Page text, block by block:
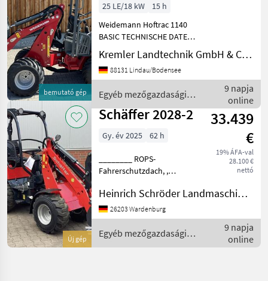
bemutató gép
25 LE/18 kW
15 h
Weidemann Hoftrac 1140
BASIC TECHNISCHE DATEN
& AUSSTATTUNG • Zustand:
Neumaschine • Modell:
Weidemann Hoftrac 1140 /
Knickgelenkter Radla
Kremler Landtechnik GmbH & Co.KG
88131 Lindau/Bodensee
Egyéb mezőgazdasági
erőgépek / Weidemann
9 napja
online
Új gép
Schäffer 2028-2
33.439
€
19% ÁFA-val
28.100 €
nettó
Gy. év 2025 62 h
________ ROPS-
Fahrerschutzdach, ,
2028-2:, Leistung: 18, 5 kW
(25 PS), Betriebsgewicht:
1.760 kg, Geschwindigkeit:
15 km/h, Länge mit Stand
Heinrich Schröder Landmaschinen KG Wardenburg
26203 Wardenburg
Egyéb mezőgazdasági
erőgépek / Schäffer
9 napja
online